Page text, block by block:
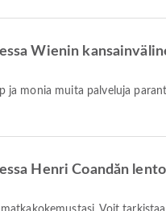
Wienin
Henri Coandăn